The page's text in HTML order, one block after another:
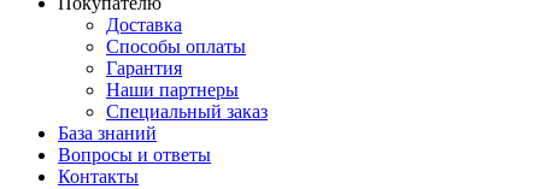
Доставка
Способы оплаты
Гарантия
Наши партнеры
Специальный заказ
База знаний
Вопросы и ответы
Контакты